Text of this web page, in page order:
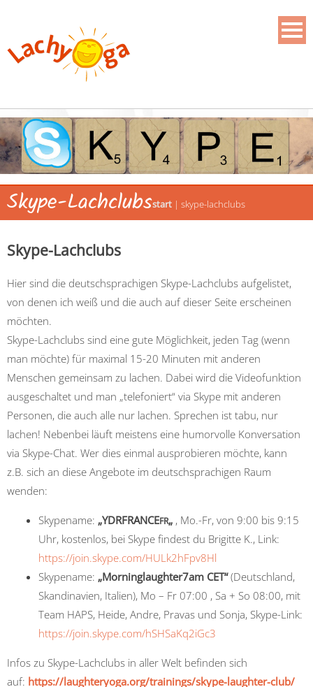
Skype-Lachclubsstart | skype-lachclubs
Skype-Lachclubs
Hier sind die deutschsprachigen Skype-Lachclubs aufgelistet,
von denen ich weiß und die auch auf dieser Seite erscheinen
möchten.
Skype-Lachclubs sind eine gute Möglichkeit, jeden Tag (wenn
man möchte) für maximal 15-20 Minuten mit anderen
Menschen gemeinsam zu lachen. Dabei wird die Videofunktion
ausgeschaltet und man „telefoniert“ via Skype mit anderen
Personen, die auch alle nur lachen. Sprechen ist tabu, nur
lachen! Nebenbei läuft meistens eine humorvolle Konversation
via Skype-Chat. Wer dies einmal ausprobieren möchte, kann
z.B. sich an diese Angebote im deutschsprachigen Raum
wenden:
Skypename: „YDRFRANCEFR„ , Mo.-Fr, von 9:00 bis 9:15
Uhr, kostenlos, bei Skype findest du Brigitte K., Link:
https://join.skype.com/HULk2hFpv8Hl
Skypename: „Morninglaughter7am CET“(Deutschland,
Skandinavien, Italien), Mo – Fr 07:00 , Sa + So 08:00, mit
Team HAPS, Heide, Andre, Pravas und Sonja, Skype-Link:
https://join.skype.com/hSHSaKq2iGc3
Infos zu Skype-Lachclubs in aller Welt befinden sich
auf: https://laughteryoga.org/trainings/skype-laughter-club/